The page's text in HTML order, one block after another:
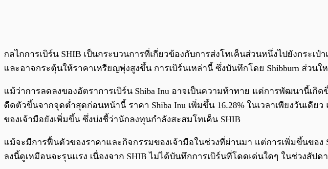
กลไกการเบิร์น SHIB เป็นกระบวนการที่เกี่ยวข้องกับการส่งโทเค็นส่วนหนึ่งไปยังกระเ
และอาจกระตุ้นให้ราคาเหรียญพุ่งสูงขึ้น การเบิร์นเหล่านี้ ซึ่งบันทึกโดย Shibburn ส่วน
แม้ว่าการลดลงของอัตราการเบิร์น Shiba Inu อาจเป็นความท้าทาย แต่การพัฒนานี้
ดีดตัวขึ้นจากจุดต่ำสุดก่อนหน้านี้ ราคา Shiba Inu เพิ่มขึ้น 16.28% ในเวลาเพียงวันเ
ของเจ้ามือยังเพิ่มขึ้น ซึ่งบ่งชี้ว่านักลงทุนกำลังสะสมโทเค็น SHIB
แม้จะมีการฟื้นตัวของราคาและกิจกรรมของเจ้ามือในช่วงที่ผ่านมา แต่การเพิ่มขึ้นของ
ลงนี้ดูเหมือนจะรุนแรง เนื่องจาก SHIB ไม่ได้บันทึกการเบิร์นที่โดดเด่นใดๆ ในช่วงสัป